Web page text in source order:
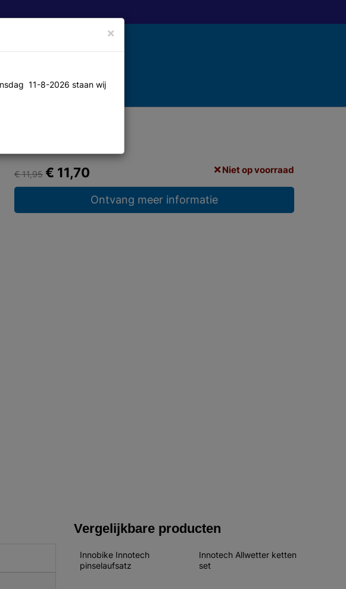
Contact
€ 11,95 € 11,70 Niet op voorraad
Ontvang meer informatie
Vergelijkbare producten
Innobike Innotech
pinselaufsatz
Innotech Allwetter ketten
set
×
11-8-2026 staan wij